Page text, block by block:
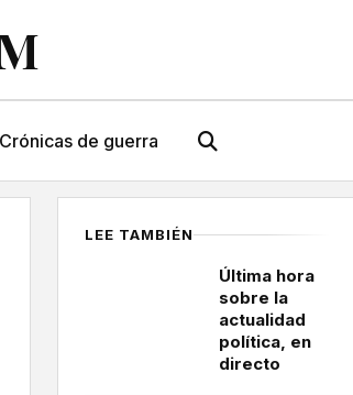
Crónicas de guerra
LEE TAMBIÉN
Última hora
sobre la
actualidad
política, en
directo